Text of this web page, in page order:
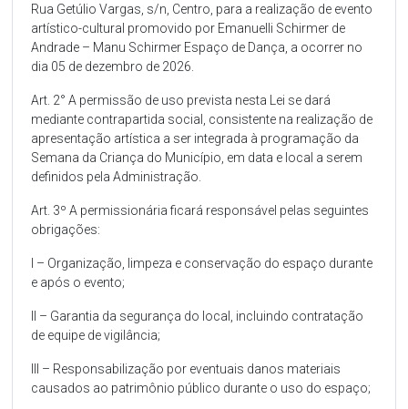
Rua Getúlio Vargas, s/n, Centro, para a realização de evento
artístico-cultural promovido por Emanuelli Schirmer de
Andrade – Manu Schirmer Espaço de Dança, a ocorrer no
dia 05 de dezembro de 2026.
Art. 2° A permissão de uso prevista nesta Lei se dará
mediante contrapartida social, consistente na realização de
apresentação artística a ser integrada à programação da
Semana da Criança do Município, em data e local a serem
definidos pela Administração.
Art. 3º A permissionária ficará responsável pelas seguintes
obrigações:
I – Organização, limpeza e conservação do espaço durante
e após o evento;
II – Garantia da segurança do local, incluindo contratação
de equipe de vigilância;
III – Responsabilização por eventuais danos materiais
causados ao patrimônio público durante o uso do espaço;